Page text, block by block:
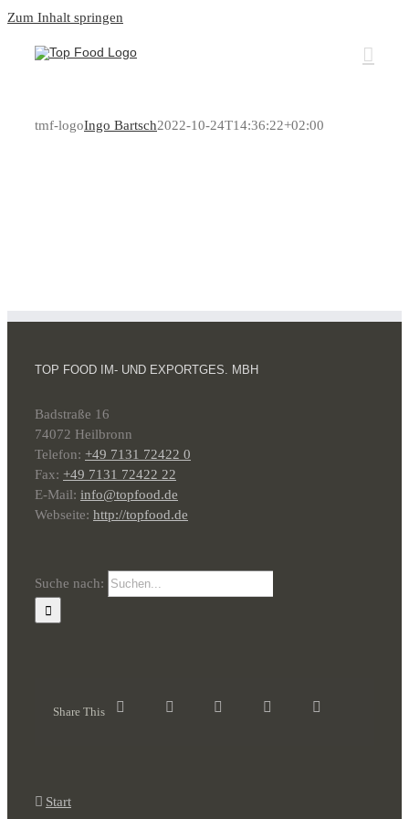
Zum Inhalt springen
tmf-logoIngo Bartsch2022-10-24T14:36:22+02:00
TOP FOOD IM- UND EXPORTGES. MBH
Badstraße 16
74072 Heilbronn
Telefon: +49 7131 72422 0
Fax: +49 7131 72422 22
E-Mail: info@topfood.de
Webseite: http://topfood.de
Suche nach:
Share This
Start